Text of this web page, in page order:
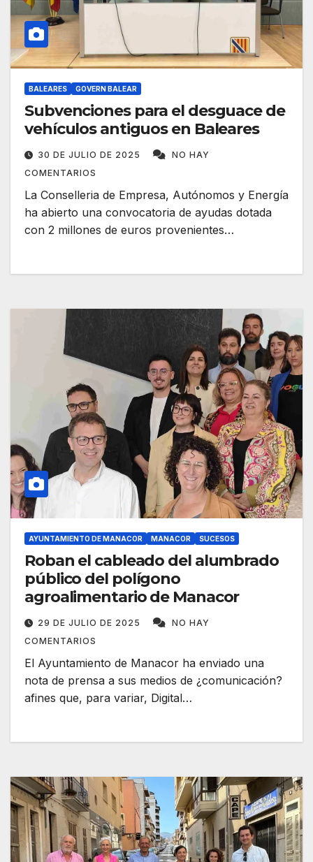
BALEARES GOVERN BALEAR
Subvenciones para el desguace de
vehículos antiguos en Baleares
30 DE JULIO DE 2025
NO HAY
COMENTARIOS
La Conselleria de Empresa, Autónomos y Energía
ha abierto una convocatoria de ayudas dotada
con 2 millones de euros provenientes…
AYUNTAMIENTO DE MANACOR MANACOR SUCESOS
Roban el cableado del alumbrado
público del polígono
agroalimentario de Manacor
29 DE JULIO DE 2025
NO HAY
COMENTARIOS
El Ayuntamiento de Manacor ha enviado una
nota de prensa a sus medios de ¿comunicación?
afines que, para variar, Digital…